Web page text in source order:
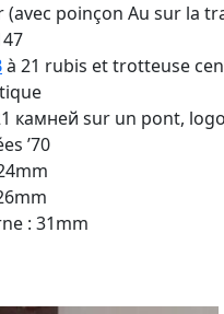
poinçon Au sur la
à 21 rubis et trotteuse
камней sur un pont,
’70
: 31mm